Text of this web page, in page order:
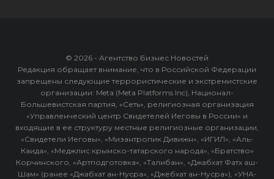
© 2026 - Агентство Бизнес Новостей
Редакция обращает внимание, что в Российской Федерации
запрещены следующие террористические и экстремистские
организации: Meta (Meta Platforms Inc), Национал-
Большевистская партия, «Сеть», религиозная организация
«Управленческий центр Свидетелей Иеговы в России» и
входящие в ее структуру местные религиозные организации,
«Свидетели Иеговы», «Мизантропик Дивижн», «ИГИЛ», «Аль-
Каида», «Меджлис крымско-татарского народа», «Братство»
Корчинского, «Артподготовка», «Талибан», «Джабхат Фатх аш-
Шам» (ранее «Джабхат ан-Нусра», «Джебхат ан-Нусра»), «УНА-